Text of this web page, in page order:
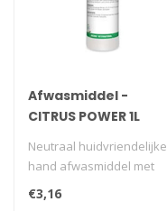
Afwasmiddel -
CITRUS POWER 1L
Neutraal huidvriendelijke
hand afwasmiddel met
aangename citroengeur.
Te gebrui..
€3,16